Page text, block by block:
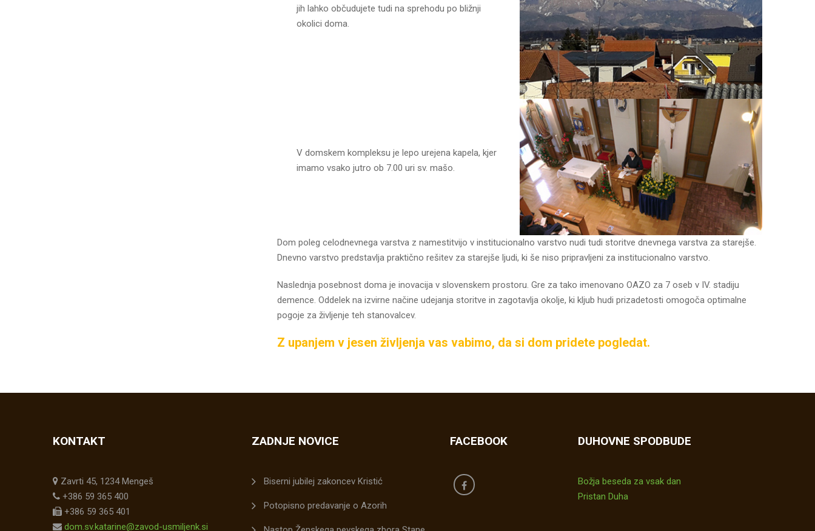
jih lahko občudujete tudi na sprehodu po bližnji
okolici doma.
V domskem kompleksu je lepo urejena kapela, kjer
imamo vsako jutro ob 7.00 uri sv. mašo.
Dom poleg celodnevnega varstva z namestitvijo v institucionalno varstvo nudi tudi storitve dnevnega varstva za starejše.
Dnevno varstvo predstavlja praktično rešitev za starejše ljudi, ki še niso pripravljeni za institucionalno varstvo.
Naslednja posebnost doma je inovacija v slovenskem prostoru. Gre za tako imenovano OAZO za 7 oseb v IV. stadiju
demence. Oddelek na izvirne načine udejanja storitve in zagotavlja okolje, ki kljub hudi prizadetosti omogoča optimalne
pogoje za življenje teh stanovalcev.
Z upanjem v jesen življenja vas vabimo, da si dom pridete pogledat.
KONTAKT
Zavrti 45, 1234 Mengeš
+386 59 365 400
+386 59 365 401
dom.sv.katarine@zavod-usmiljenk.si
ZADNJE NOVICE
Biserni jubilej zakoncev Kristić
Potopisno predavanje o Azorih
FACEBOOK DUHOVNE SPODBUDE
Božja beseda za vsak dan
Pristan Duha